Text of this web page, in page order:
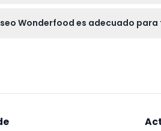
Wonderfood es adecuado